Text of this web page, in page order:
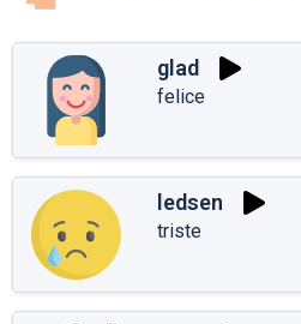
glad
felice
ledsen
triste